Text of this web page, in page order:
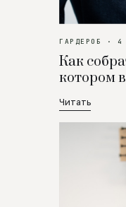
ГАРДЕРОБ · 4
Как
котором
Читать